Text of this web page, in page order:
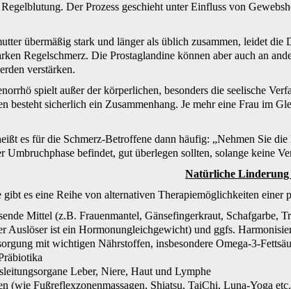
Der Prozess geschieht unter Einfluss von
übermäßig stark und länger als üblich zusammen, leidet
Regelschmerz. Die Prostaglandine können aber auch an
verstärken.
spielt außer der körperlichen, besonders die seelische
besteht sicherlich ein Zusammenhang. Je mehr eine Frau im
es für die Schmerz-Betroffene dann häufig: „Nehmen Sie
Umbruchphase befindet, gut überlegen sollten, solange keine
Natürliche Linderung
es eine Reihe von alternativen Therapiemöglichkeiten einer
Mittel (z.B. Frauenmantel, Gänsefingerkraut, Schafgarbe,
Auslöser ist ein Hormonungleichgewicht) und ggfs.
mit wichtigen Nährstoffen, insbesondere Omega-3-
Leber, Niere, Haut und Lymphe
(wie Fußreflexzonenmassagen, Shiatsu, TaiChi, Luna-Yoga